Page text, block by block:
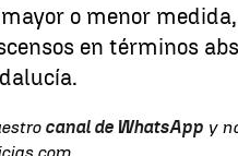
o menor
en términos
canal de WhatsApp y